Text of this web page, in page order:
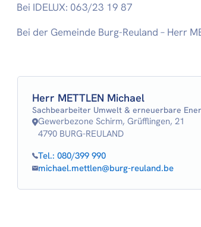
Bei IDELUX: 063/23 19 87
Bei der Gemeinde Burg-Reuland – Herr
Herr METTLEN Michael
Sachbearbeiter Umwelt & erneuerbare
Gewerbezone Schirm, Grüfflingen, 21
4790 BURG-REULAND
Tel.: 080/399 990
michael.mettlen@burg-reuland.be